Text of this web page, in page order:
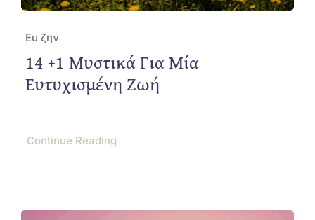
Ευ ζην
14 +1 Μυστικά Για Μία
Ευτυχισμένη Ζωή
Continue Reading